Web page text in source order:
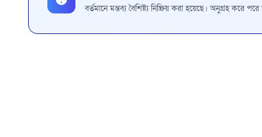
বর্তমানে মন্তব্য বৈশিষ্ট্য নিষ্ক্রিয় করা হয়েছে। অনুগ্রহ করে